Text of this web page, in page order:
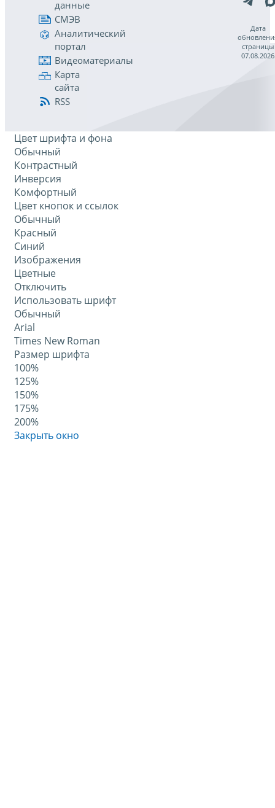
данные
СМЭВ
Аналитический
портал
Видеоматериалы
Карта
сайта
RSS
Дата
страницы
07.08.2026
Цвет шрифта и фона
Обычный
Контрастный
Инверсия
Комфортный
Цвет кнопок и ссылок
Обычный
Красный
Синий
Изображения
Цветные
Отключить
Использовать шрифт
Обычный
Arial
Times New Roman
Размер шрифта
100%
125%
150%
175%
200%
Закрыть окно